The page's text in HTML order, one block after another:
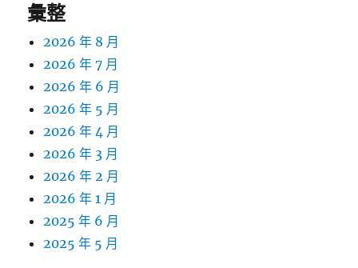
彙整
2026 年 8 月
2026 年 7 月
2026 年 6 月
2026 年 5 月
2026 年 4 月
2026 年 3 月
2026 年 2 月
2026 年 1 月
2025 年 6 月
2025 年 5 月